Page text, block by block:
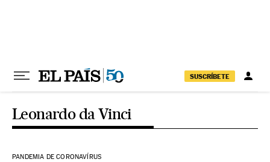
SUSCRÍBETE
Leonardo da Vinci
PANDEMIA DE CORONAVÍRUS